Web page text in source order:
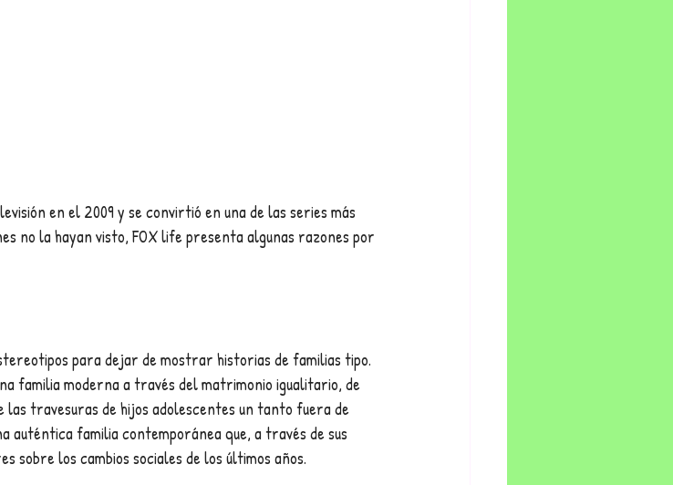
en el 2009 y se convirtió en una de las series más
no la hayan visto, FOX life presenta algunas razones por
para dejar de mostrar historias de familias tipo.
familia moderna a través del matrimonio igualitario, de
las travesuras de hijos adolescentes un tanto fuera de
familia contemporánea que, a través de sus
sobre los cambios sociales de los últimos años.